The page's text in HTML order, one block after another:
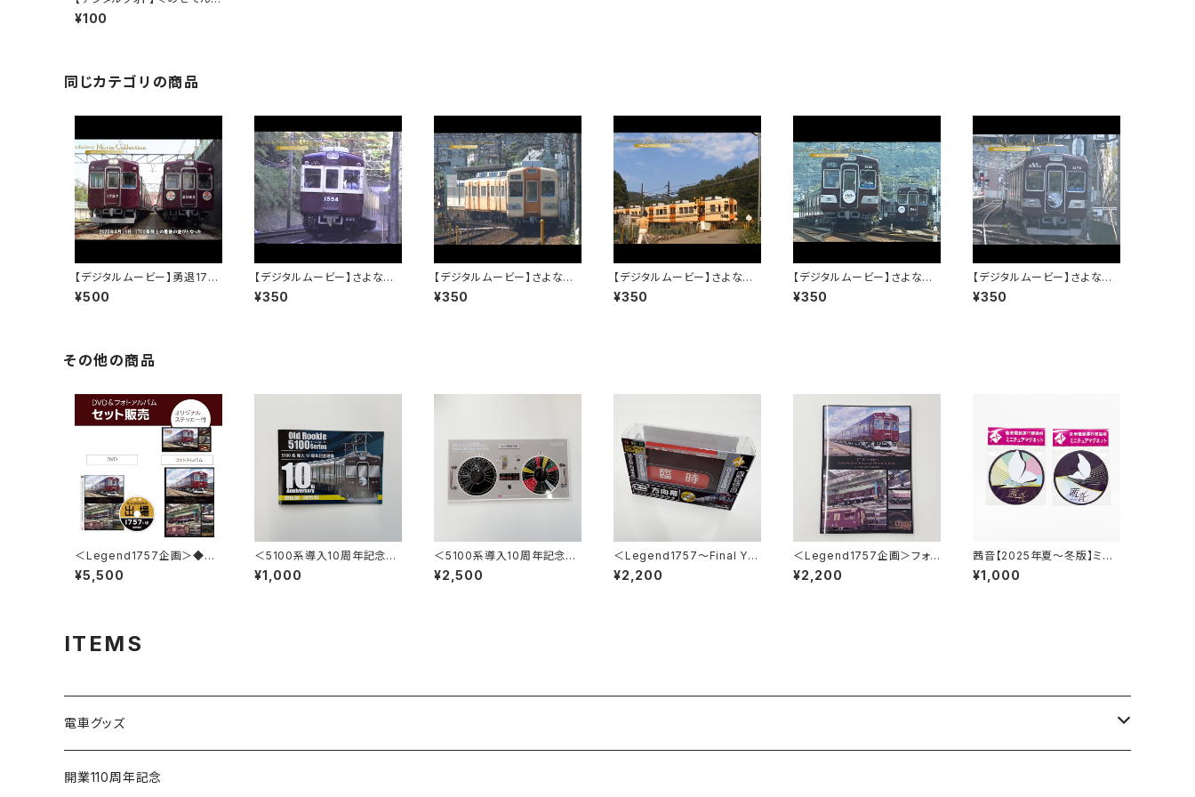
100系＞風鈴電車
¥100
同じカテゴリの商品
【デジタルムービー】勇退1755
～能勢電鉄を支えた君に感謝
～
¥500
【デジタルムービー】さよなら1
500系～1983年～2016年 3
3年間の活躍～PART-1
¥350
【デジタルムービー】さよなら3
100系～僕は君を忘れない～
PART-1
¥350
【デジタルムービー】さよなら3
100系～僕は君を忘れない～
PART-2
¥350
【デジタルムービー】さよなら3
100系～僕は君を忘れない～
PART-3
¥350
【デジタルムービー】さよなら3
100系～僕は君を忘れない～
PART-4
¥350
その他の商品
＜Legend1757企画＞◆セ
ット販売： DVD・フォトアルバ
ム 特典付き◆Inspection R
¥5,500
＜5100系導入10周年記念＞
記念硬券4枚セット
¥1,000
＜5100系導入10周年記念＞
方向幕指令器アクリルプレー
ト コースター2枚付き（5108
¥2,500
＜Legend1757～Final Ye
ar 2026～＞ミニミニ方向幕
¥2,200
＜Legend1757企画＞フォト
アルバム Inspection Recor
d ～最後の重要部検査～
¥2,200
茜音【2025年夏～冬版】ミニ
チュアマグネット2枚セット
¥1,000
ITEMS
電車グッズ
鉄道模型（Nゲージ）
開業110周年記念